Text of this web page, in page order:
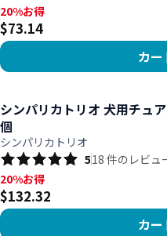
20%お得, $73.14
20%お得
$73.14
カー
シンパリカトリオ 犬用チュ
個
シンパリカトリオ
518 件のレビュ
20%お得, $132.32
20%お得
$132.32
カー